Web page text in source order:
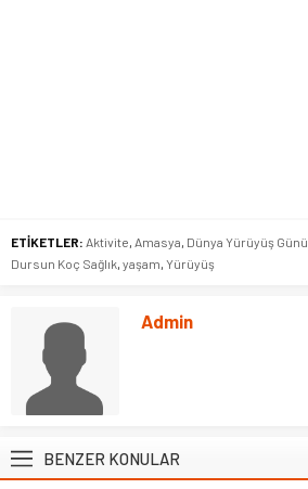
ETİKETLER: Aktivite, Amasya, Dünya Yürüyüş Günü
Dursun Koç Sağlık, yaşam, Yürüyüş
Admin
BENZER KONULAR